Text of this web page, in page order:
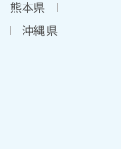
熊本県
沖縄県